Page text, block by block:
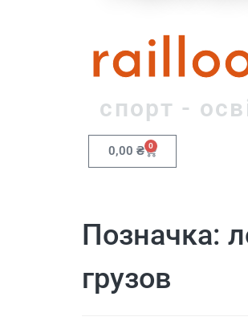
спорт -
0,00 ₴ 0
Позначка:
грузов